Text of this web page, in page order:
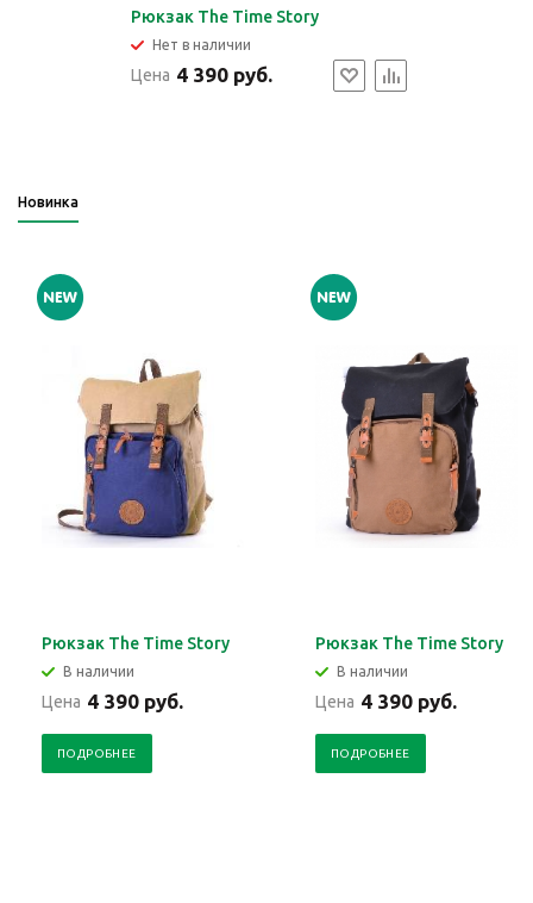
Рюкзак The Time Story
Нет в наличии
Цена 4 390 руб.
Новинка
Рюкзак The Time Story
В наличии
Цена 4 390 руб.
ПОДРОБНЕЕ
Рюкзак The Time Story
В наличии
Цена 4 390 руб.
ПОДРОБНЕЕ